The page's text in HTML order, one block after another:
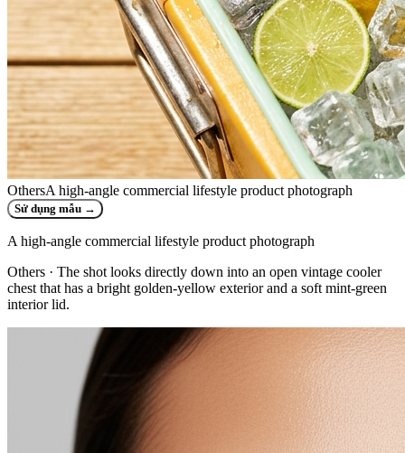
OthersA high-angle commercial lifestyle product photograph
Sử dụng mẫu →
A high-angle commercial lifestyle product photograph
Others · The shot looks directly down into an open vintage cooler
chest that has a bright golden-yellow exterior and a soft mint-green
interior lid.